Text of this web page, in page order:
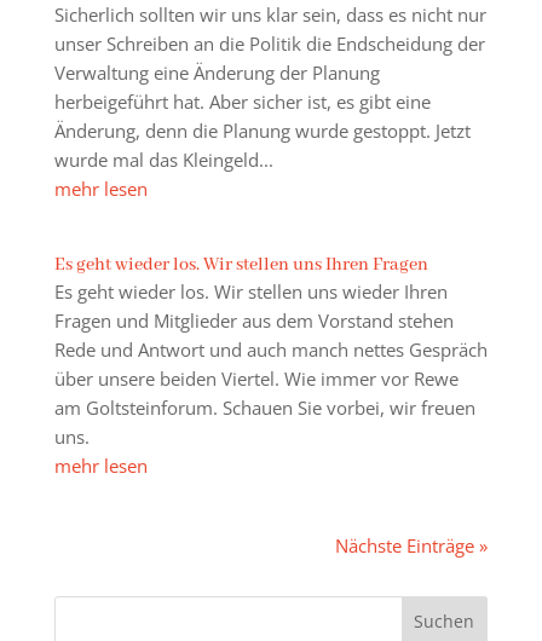
Sicherlich sollten wir uns klar sein, dass es nicht nur
unser Schreiben an die Politik die Endscheidung der
Verwaltung eine Änderung der Planung
herbeigeführt hat. Aber sicher ist, es gibt eine
Änderung, denn die Planung wurde gestoppt. Jetzt
wurde mal das Kleingeld...
mehr lesen
Es geht wieder los. Wir stellen uns Ihren Fragen
Es geht wieder los. Wir stellen uns wieder Ihren
Fragen und Mitglieder aus dem Vorstand stehen
Rede und Antwort und auch manch nettes Gespräch
über unsere beiden Viertel. Wie immer vor Rewe
am Goltsteinforum. Schauen Sie vorbei, wir freuen
uns.
mehr lesen
Nächste Einträge »